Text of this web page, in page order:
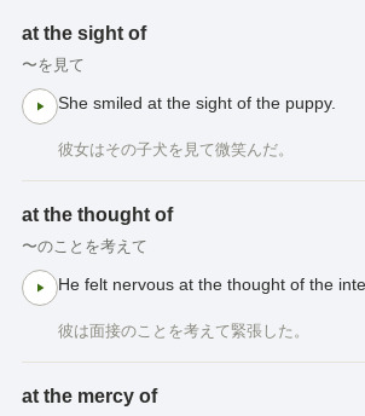
at the sight of
〜を見て
She smiled at the sight of the puppy.
彼女はその子犬を見て微笑んだ。
at the thought of
〜のことを考えて
He felt nervous at the thought of the
彼は面接のことを考えて緊張した。
at the mercy of